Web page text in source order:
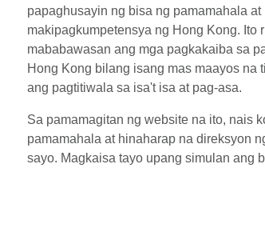
papaghusayin ng bisa ng pamamahala
makipagkumpetensya ng Hong Kong.
mababawasan ang mga pagkakaiba sa
Hong Kong bilang isang mas maayos na
ang pagtitiwala sa isa't isa at pag-asa.
Sa pamamagitan ng website na ito, nais
pamamahala at hinaharap na direksyon
sayo. Magkaisa tayo upang simulan ang